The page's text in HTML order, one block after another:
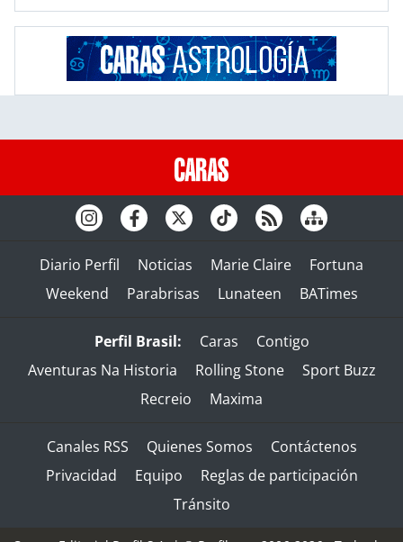
Diario Perfil Noticias Marie Claire
Fortuna
Weekend
Parabrisas Lunateen BATimes
Perfil Brasil: Caras
Contigo
Aventuras Na Historia
Rolling Stone
Sport Buzz
Recreio
Maxima
Canales RSS Quienes Somos
Contáctenos
Privacidad
Equipo
Reglas de participación
Tránsito